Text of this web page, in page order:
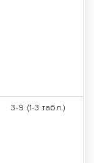
3-9 (1-3 табл.)